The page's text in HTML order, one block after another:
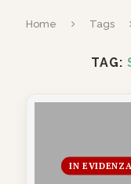
Home Tags
TAG:
IN EVIDENZA